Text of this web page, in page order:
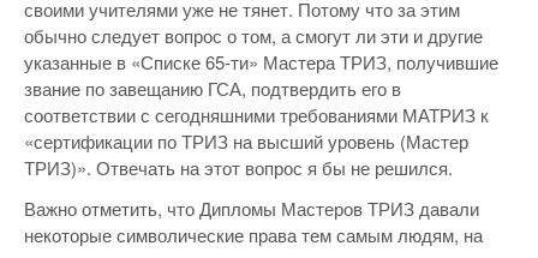
своими учителями уже не тянет. Потому что за этим
обычно следует вопрос о том, а смогут ли эти и другие
указанные в «Списке 65-ти» Мастера ТРИЗ, получившие
звание по завещанию ГСА, подтвердить его в
соответствии с сегодняшними требованиями МАТРИЗ к
«сертификации по ТРИЗ на высший уровень (Мастер
ТРИЗ)». Отвечать на этот вопрос я бы не решился.
Важно отметить, что Дипломы Мастеров ТРИЗ давали
некоторые символические права тем самым людям, на